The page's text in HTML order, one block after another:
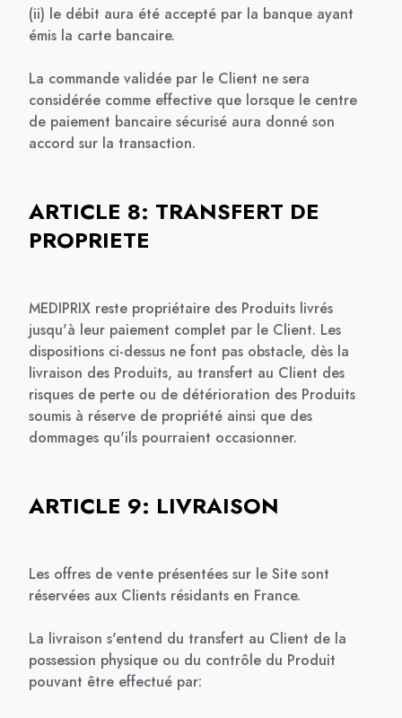
(ii) le débit aura été accepté par la banque ayant
émis la carte bancaire.
La commande validée par le Client ne sera
considérée comme effective que lorsque le centre
de paiement bancaire sécurisé aura donné son
accord sur la transaction.
ARTICLE 8: TRANSFERT DE
PROPRIETE
MEDIPRIX reste propriétaire des Produits livrés
jusqu'à leur paiement complet par le Client. Les
dispositions ci-dessus ne font pas obstacle, dès la
livraison des Produits, au transfert au Client des
risques de perte ou de détérioration des Produits
soumis à réserve de propriété ainsi que des
dommages qu'ils pourraient occasionner.
ARTICLE 9: LIVRAISON
Les offres de vente présentées sur le Site sont
réservées aux Clients résidants en France.
La livraison s'entend du transfert au Client de la
possession physique ou du contrôle du Produit
pouvant être effectué par: